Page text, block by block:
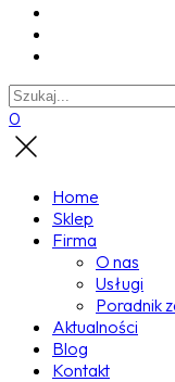
0
Home
Sklep
Firma
O nas
Usługi
Poradnik
Aktualności
Blog
Kontakt